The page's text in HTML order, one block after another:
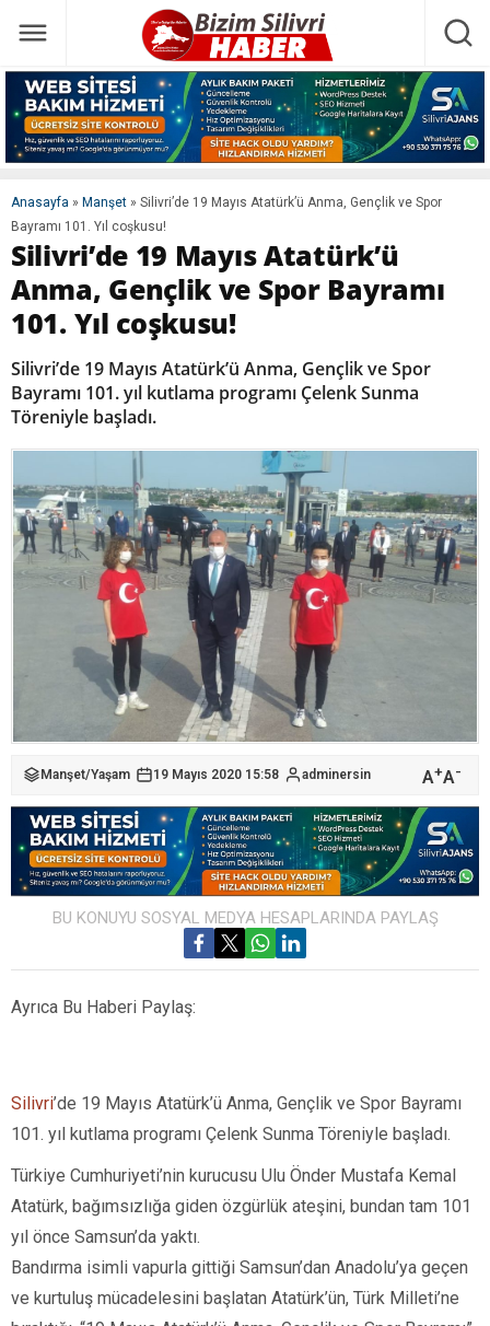
Anasayfa » Manşet » Silivri’de 19 Mayıs Atatürk’ü Anma, Gençlik ve Spor
Bayramı 101. Yıl coşkusu!
Silivri’de 19 Mayıs Atatürk’ü
Anma, Gençlik ve Spor Bayramı
101. Yıl coşkusu!
Silivri’de 19 Mayıs Atatürk’ü Anma, Gençlik ve Spor
Bayramı 101. yıl kutlama programı Çelenk Sunma
Töreniyle başladı.
Manşet/Yaşam 19 Mayıs 2020 15:58 adminersin A+A-
BU KONUYU SOSYAL MEDYA HESAPLARINDA PAYLAŞ
Ayrıca Bu Haberi Paylaş:
Silivri’de 19 Mayıs Atatürk’ü Anma, Gençlik ve Spor Bayramı
101. yıl kutlama programı Çelenk Sunma Töreniyle başladı.
Türkiye Cumhuriyeti’nin kurucusu Ulu Önder Mustafa Kemal
Atatürk, bağımsızlığa giden özgürlük ateşini, bundan tam 101
yıl önce Samsun’da yaktı.
Bandırma isimli vapurla gittiği Samsun’dan Anadolu’ya geçen
ve kurtuluş mücadelesini başlatan Atatürk’ün, Türk Milleti’ne